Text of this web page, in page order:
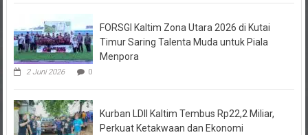
FORSGI Kaltim Zona Utara 2026 di Kutai
Timur Saring Talenta Muda untuk Piala
Menpora
2 Juni 2026 0
Kurban LDII Kaltim Tembus Rp22,2 Miliar,
Perkuat Ketakwaan dan Ekonomi